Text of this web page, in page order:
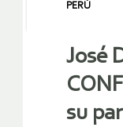
PERÚ
José
su